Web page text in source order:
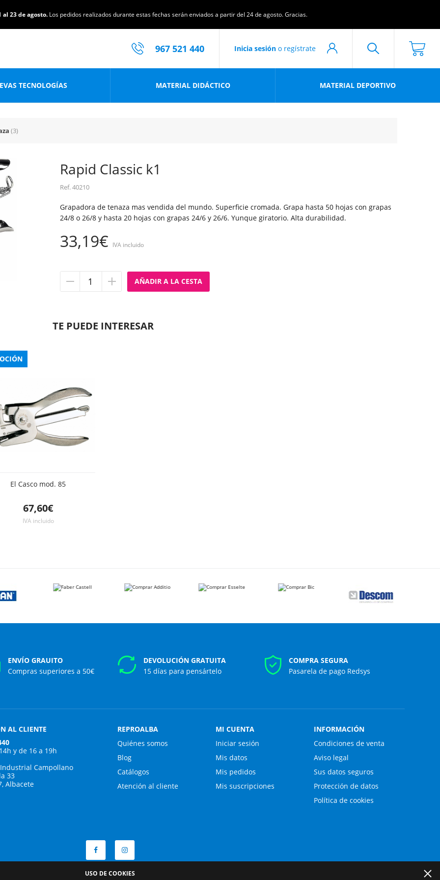
al 23 de agosto. Los pedidos realizados durante estas fechas serán enviados a partir del 24 de agosto. Gracias.
Inicia sesión o regístrate
967 521 440
TECNOLOGÍAS MATERIAL DIDÁCTICO MATERIAL DEPORTIVO
(3)
Rapid Classic k1
Ref.40210
Grapadora de tenaza mas vendida del mundo. Superficie cromada. Grapa hasta 50 hojas con grapas
24/8 o 26/8 y hasta 20 hojas con grapas 24/6 y 26/6. Yunque giratorio. Alta durabilidad.
33,19€ IVA incluido
TE PUEDE INTERESAR
El Casco mod. 85
67,60€
IVA incluido
ENVÍO GRAUITO
Compras superiores a 50€
DEVOLUCIÓN GRATUITA
15 días para pensártelo
COMPRA SEGURA
Pasarela de pago Redsys
AL CLIENTE
y de 16 a 19h
Campollano
33
Albacete
REPROALBA
Quiénes somos
Blog
Catálogos
Atención al cliente
MI CUENTA
Iniciar sesión
Mis datos
Mis pedidos
Mis suscripciones
INFORMACIÓN
Condiciones de venta
Aviso legal
Sus datos seguros
Protección de datos
Política de cookies
USO DE COOKIES